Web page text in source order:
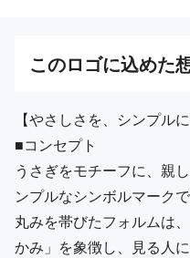
このロゴに込めた
【やさしさを、シンプル
■コンセプト
うさぎをモチーフに、親
ンプルなシンボルマークで
丸みを帯びたフォルムは
かみ」を象徴し、見る人